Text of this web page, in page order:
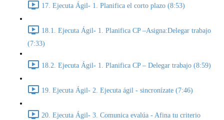
17. Ejecuta Ágil- 1. Planifica el corto plazo (8:53)
18.1. Ejecuta Ágil- 1. Planifica CP –Asigna:Delegar trabajo
(7:33)
18.2. Ejecuta Ágil- 1. Planifica CP – Delegar trabajo (8:59)
19. Ejecuta Ágil- 2. Ejecuta ágil - sincronízate (7:46)
20. Ejecuta Ágil- 3. Comunica evalúa - Afina tu criterio